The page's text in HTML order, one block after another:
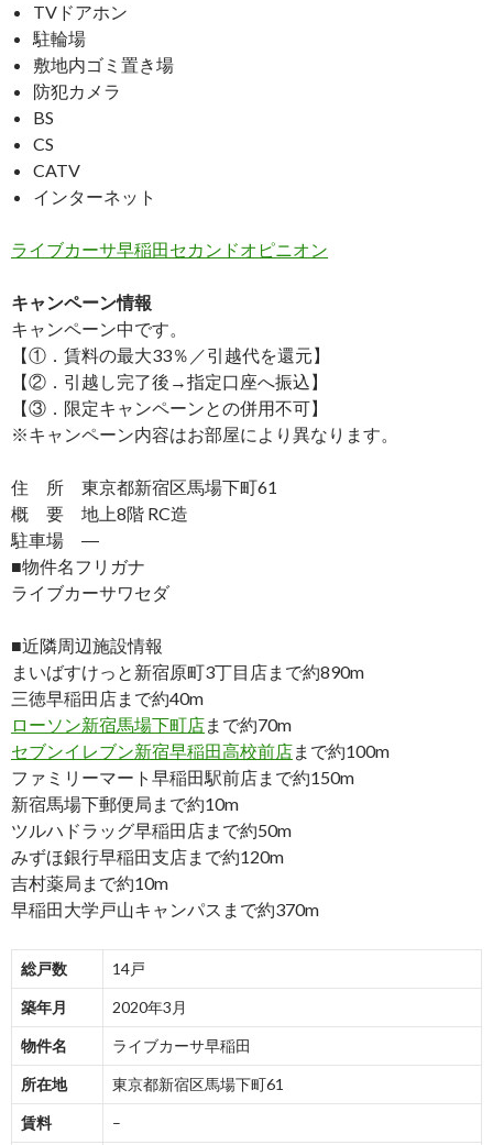
TVドアホン
駐輪場
敷地内ゴミ置き場
防犯カメラ
BS
CS
CATV
インターネット
ライブカーサ早稲田セカンドオピニオン
キャンペーン情報
キャンペーン中です。
【①．賃料の最大33％／引越代を還元】
【②．引越し完了後→指定口座へ振込】
【③．限定キャンペーンとの併用不可】
※キャンペーン内容はお部屋により異なります。
住 所 東京都新宿区馬場下町61
概 要 地上8階 RC造
駐車場 ―
■物件名フリガナ
ライブカーサワセダ
■近隣周辺施設情報
まいばすけっと新宿原町3丁目店まで約890m
三徳早稲田店まで約40m
ローソン新宿馬場下町店まで約70m
セブンイレブン新宿早稲田高校前店まで約100m
ファミリーマート早稲田駅前店まで約150m
新宿馬場下郵便局まで約10m
ツルハドラッグ早稲田店まで約50m
みずほ銀行早稲田支店まで約120m
吉村薬局まで約10m
早稲田大学戸山キャンパスまで約370m
総戸数 14戸
築年月 2020年3月
物件名 ライブカーサ早稲田
所在地 東京都新宿区馬場下町61
賃料 –